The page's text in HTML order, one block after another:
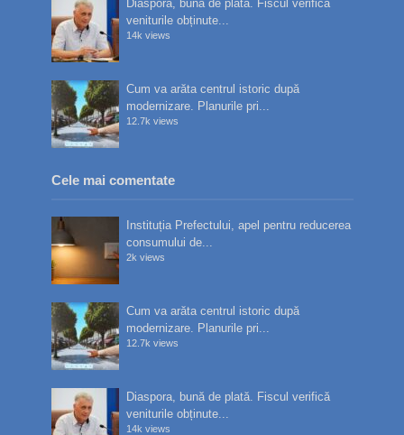
Diaspora, bună de plată. Fiscul verifică
veniturile obținute...
14k views
Cum va arăta centrul istoric după
modernizare. Planurile pri...
12.7k views
Cele mai comentate
Instituția Prefectului, apel pentru reducerea
consumului de...
2k views
Cum va arăta centrul istoric după
modernizare. Planurile pri...
12.7k views
Diaspora, bună de plată. Fiscul verifică
veniturile obținute...
14k views